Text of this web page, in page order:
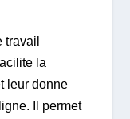
travail
la
leur donne
Il permet